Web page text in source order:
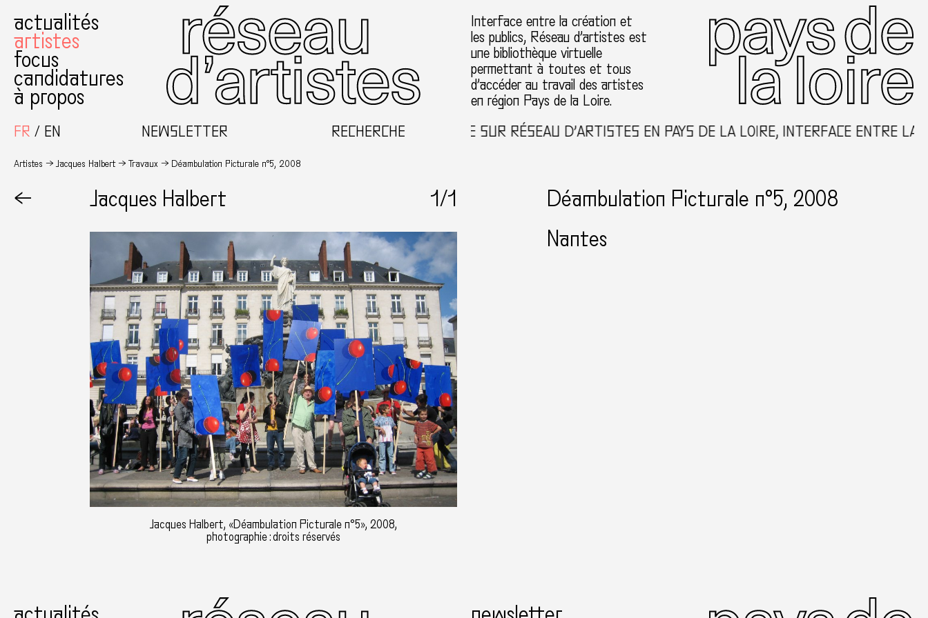
actualités
artistes
focus
candidatures
à propos
Interface entre la création et
les publics, Réseau d’artistes est
une bibliothèque virtuelle
permettant à toutes et tous
d’accéder au travail des artistes
en région Pays de la Loire.
FR
EN NEWSLETTER RECHERCHEBIENVENUE SUR RÉSEAU D’ARTISTES EN PAYS DE LA LOIRE, INTERFACE ENTRE LA
Artistes Jacques Halbert Travaux Déambulation Picturale n°5, 2008
← Jacques Halbert 1/1
Jacques Halbert, «Déambulation Picturale n°5», 2008,
photographie : droits réservés
Déambulation Picturale n°5, 2008
Nantes